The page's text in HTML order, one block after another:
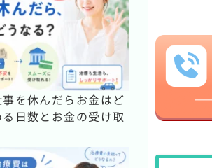
を休んだらお金はど
日数とお金の受け取